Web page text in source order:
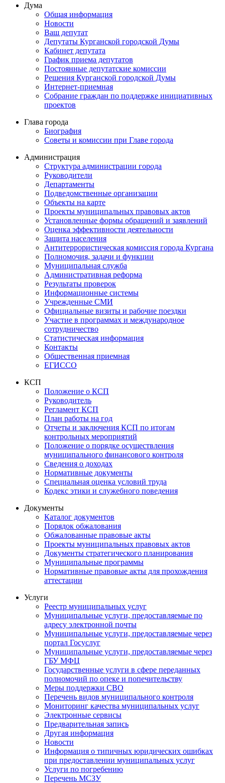
Дума
Общая информация
Новости
Ваш депутат
Депутаты Курганской городской Думы
Кабинет депутата
График приема депутатов
Постоянные депутатские комиссии
Решения Курганской городской Думы
Интернет-приемная
Собрание граждан по поддержке инициативных
проектов
Глава города
Биография
Советы и комиссии при Главе города
Администрация
Структура администрации города
Руководители
Департаменты
Подведомственные организации
Объекты на карте
Проекты муниципальных правовых актов
Установленные формы обращений и заявлений
Оценка эффективности деятельности
Защита населения
Антитеррористическая комиссия города Кургана
Полномочия, задачи и функции
Муниципальная служба
Административная реформа
Результаты проверок
Информационные системы
Учрежденные СМИ
Официальные визиты и рабочие поездки
Участие в программах и международное
сотрудничество
Статистическая информация
Контакты
Общественная приемная
ЕГИССО
КСП
Положение о КСП
Руководитель
Регламент КСП
План работы на год
Отчеты и заключения КСП по итогам
контрольных мероприятий
Положение о порядке осуществления
муниципального финансового контроля
Сведения о доходах
Нормативные документы
Специальная оценка условий труда
Кодекс этики и служебного поведения
Документы
Каталог документов
Порядок обжалования
Обжалованные правовые акты
Проекты муниципальных правовых актов
Документы стратегического планирования
Муниципальные программы
Нормативные правовые акты для прохождения
аттестации
Услуги
Реестр муниципальных услуг
Муниципальные услуги, предоставляемые по
адресу электронной почты
Муниципальные услуги, предоставляемые через
портал Госуслуг
Муниципальные услуги, предоставляемые через
ГБУ МФЦ
Государственные услуги в сфере переданных
полномочий по опеке и попечительству
Меры поддержки СВО
Перечень видов муниципального контроля
Мониторинг качества муниципальных услуг
Электронные сервисы
Предварительная запись
Другая информация
Новости
Информация о типичных юридических ошибках
при предоставлении муниципальных услуг
Услуги по погребению
Перечень МСЗУ